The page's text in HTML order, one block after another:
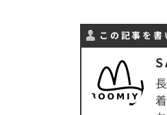
この記事を書